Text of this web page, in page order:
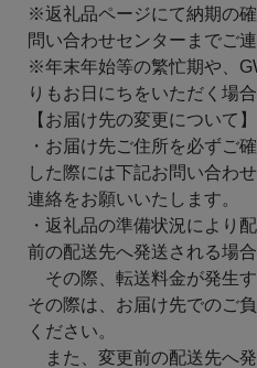
※返礼品ページにて納期の
問い合わせセンターまでご連
※年末年始等の繁忙期や、
りもお日にちをいただく場
【お届け先の変更について】
・お届け先ご住所を必ずご
した際には下記お問い合わ
連絡をお願いいたします。
・返礼品の準備状況により
前の配送先へ発送される場合
その際、転送料金が発生す
その際は、お届け先でのご
ください。
また、変更前の配送先へ